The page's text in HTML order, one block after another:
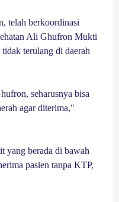
telah berkoordinasi
Ali Ghufron Mukti
terulang di daerah
seharusnya bisa
agar diterima,"
yang berada di bawah
pasien tanpa KTP,